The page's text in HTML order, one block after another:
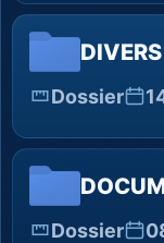
DIVERS
Dossier
Dossier